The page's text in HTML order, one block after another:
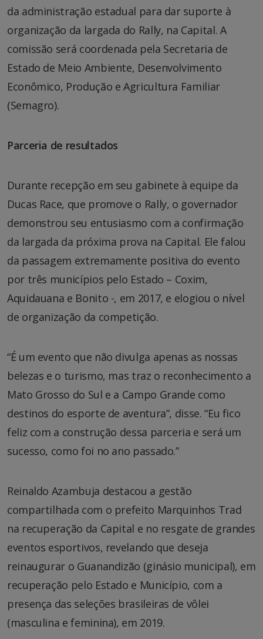
da administração estadual para dar suporte à
organização da largada do Rally, na Capital. A
comissão será coordenada pela Secretaria de
Estado de Meio Ambiente, Desenvolvimento
Econômico, Produção e Agricultura Familiar
(Semagro).
Parceria de resultados
Durante recepção em seu gabinete à equipe da
Ducas Race, que promove o Rally, o governador
demonstrou seu entusiasmo com a confirmação
da largada da próxima prova na Capital. Ele falou
da passagem extremamente positiva do evento
por três municípios pelo Estado – Coxim,
Aquidauana e Bonito -, em 2017, e elogiou o nível
de organização da competição.
“É um evento que não divulga apenas as nossas
belezas e o turismo, mas traz o reconhecimento a
Mato Grosso do Sul e a Campo Grande como
destinos do esporte de aventura”, disse. “Eu fico
feliz com a construção dessa parceria e será um
sucesso, como foi no ano passado.”
Reinaldo Azambuja destacou a gestão
compartilhada com o prefeito Marquinhos Trad
na recuperação da Capital e no resgate de grandes
eventos esportivos, revelando que deseja
reinaugurar o Guanandizão (ginásio municipal), em
recuperação pelo Estado e Município, com a
presença das seleções brasileiras de vôlei
(masculina e feminina), em 2019.